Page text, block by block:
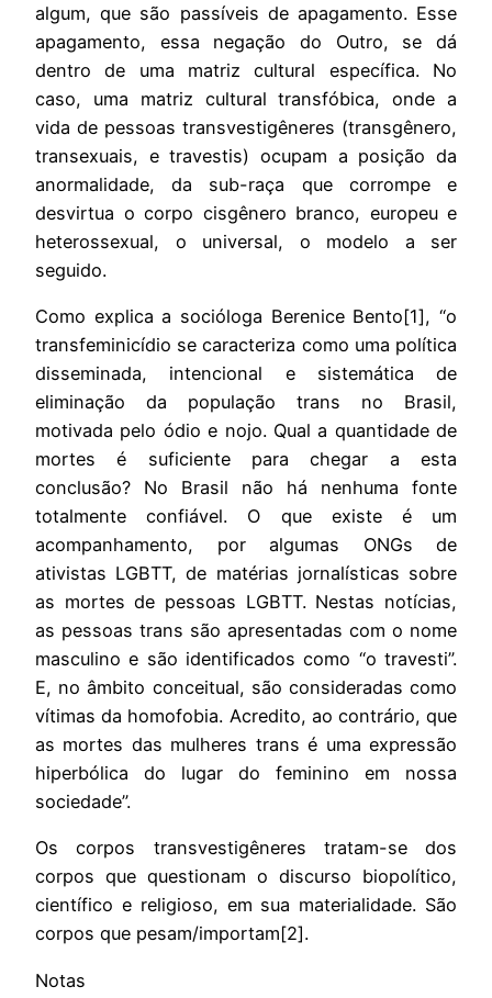
algum, que são passíveis de apagamento. Esse
apagamento, essa negação do Outro, se dá
dentro de uma matriz cultural específica. No
caso, uma matriz cultural transfóbica, onde a
vida de pessoas transvestigêneres (transgênero,
transexuais, e travestis) ocupam a posição da
anormalidade, da sub-raça que corrompe e
desvirtua o corpo cisgênero branco, europeu e
heterossexual, o universal, o modelo a ser
seguido.
Como explica a socióloga Berenice Bento[1], “o
transfeminicídio se caracteriza como uma política
disseminada, intencional e sistemática de
eliminação da população trans no Brasil,
motivada pelo ódio e nojo. Qual a quantidade de
mortes é suficiente para chegar a esta
conclusão? No Brasil não há nenhuma fonte
totalmente confiável. O que existe é um
acompanhamento, por algumas ONGs de
ativistas LGBTT, de matérias jornalísticas sobre
as mortes de pessoas LGBTT. Nestas notícias,
as pessoas trans são apresentadas com o nome
masculino e são identificados como “o travesti”.
E, no âmbito conceitual, são consideradas como
vítimas da homofobia. Acredito, ao contrário, que
as mortes das mulheres trans é uma expressão
hiperbólica do lugar do feminino em nossa
sociedade”.
Os corpos transvestigêneres tratam-se dos
corpos que questionam o discurso biopolítico,
científico e religioso, em sua materialidade. São
corpos que pesam/importam[2].
Notas